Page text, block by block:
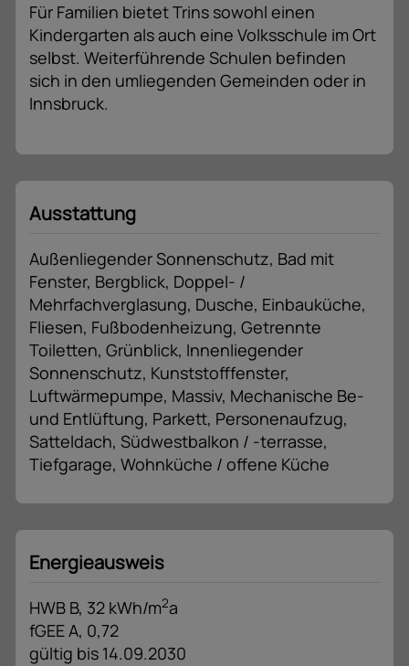
Für Familien bietet Trins sowohl einen
Kindergarten als auch eine Volksschule im Ort
selbst. Weiterführende Schulen befinden
sich in den umliegenden Gemeinden oder in
Innsbruck.
Ausstattung
Außenliegender Sonnenschutz Bad mit
Fenster Bergblick Doppel- /
Mehrfachverglasung Dusche Einbauküche
Fliesen Fußbodenheizung Getrennte
Toiletten Grünblick Innenliegender
Sonnenschutz Kunststofffenster
Luftwärmepumpe Massiv Mechanische Be-
und Entlüftung Parkett Personenaufzug
Satteldach Südwestbalkon / -terrasse
Tiefgarage Wohnküche / offene Küche
Energieausweis
HWB B, 32 kWh/m2a
fGEE A, 0,72
gültig bis 14.09.2030